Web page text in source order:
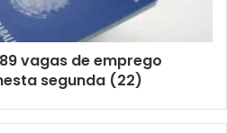
do compromisso dos
no horário agendado e
este serviço gratuito
dentro das políticas públicas de
vagas de emprego
segunda (22)